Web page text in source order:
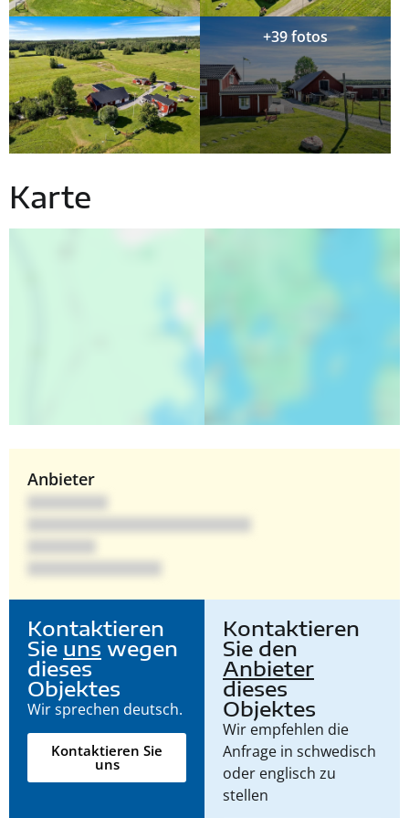
+39 fotos
Karte
Anbieter
Kontaktieren
Sie uns wegen
dieses
Objektes
Wir sprechen deutsch.
Kontaktieren Sie
uns
Kontaktieren
Sie den
Anbieter
dieses
Objektes
Wir empfehlen die
Anfrage in schwedisch
oder englisch zu
stellen